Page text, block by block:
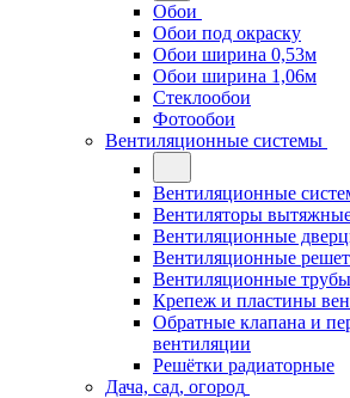
Обои
Обои под окраску
Обои ширина 0,53м
Обои ширина 1,06м
Стеклообои
Фотообои
Вентиляционные системы
Вентиляционные
Вентиляторы
Вентиляционные
Вентиляционные
Вентиляционные трубы
Крепеж и пластины
Обратные клапана и
вентиляции
Решётки радиаторные
Дача, сад, огород